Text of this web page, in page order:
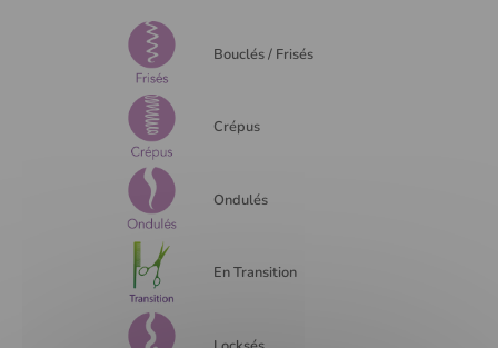
Bouclés / Frisés
Crépus
Ondulés
En Transition